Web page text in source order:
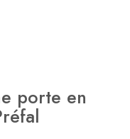
porte en